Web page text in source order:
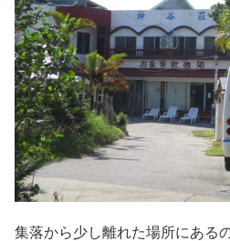
集落から少し離れた場所にある